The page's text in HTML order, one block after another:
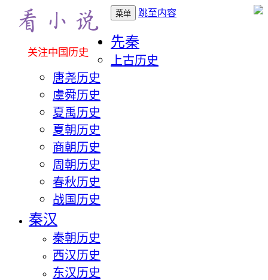
关注中国历史
菜单 跳至内容
先秦
上古历史
唐尧历史
虞舜历史
夏禹历史
夏朝历史
商朝历史
周朝历史
春秋历史
战国历史
秦汉
秦朝历史
西汉历史
东汉历史